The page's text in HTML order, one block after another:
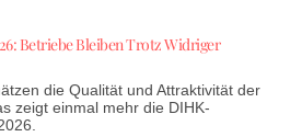
Betriebe Bleiben Trotz Widriger
die Qualität und Attraktivität der
zeigt einmal mehr die DIHK-